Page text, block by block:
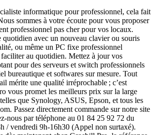
informatique pour professionnel, cela fait
sommes à votre écoute pour vous proposer
professionnel pas cher pour vos locaux.
avec un nouveau clavier ou souris
ou même un PC fixe professionnel
au quotidien. Mettez à jour vos
pour des serveurs et switch professionnels
bureautique et softwares sur mesure. Tout
mérite une qualité irréprochable ; c’est
vous promet les meilleurs prix sur la large
que Synology, ASUS, Epson, et tous les
Passez directement commande sur notre site
nous par téléphone au 01 84 25 92 72 du
/ vendredi 9h-16h30 (Appel non surtaxé).